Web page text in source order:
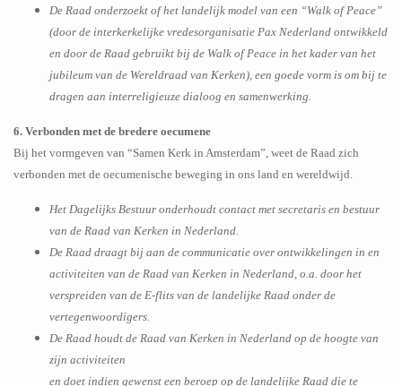
De Raad onderzoekt of het landelijk model van een “Walk of Peace”
(door de interkerkelijke vredesorganisatie Pax Nederland ontwikkeld
en door de Raad gebruikt bij de Walk of Peace in het kader van het
jubileum van de Wereldraad van Kerken), een goede vorm is om bij te
dragen aan interreligieuze dialoog en samenwerking.
6. Verbonden met de bredere oecumene
Bij het vormgeven van “Samen Kerk in Amsterdam”, weet de Raad zich
verbonden met de oecumenische beweging in ons land en wereldwijd.
Het Dagelijks Bestuur onderhoudt contact met secretaris en bestuur
van de Raad van Kerken in Nederland.
De Raad draagt bij aan de communicatie over ontwikkelingen in en
activiteiten van de Raad van Kerken in Nederland, o.a. door het
verspreiden van de E-flits van de landelijke Raad onder de
vertegenwoordigers.
De Raad houdt de Raad van Kerken in Nederland op de hoogte van
zijn activiteiten
en doet indien gewenst een beroep op de landelijke Raad die te